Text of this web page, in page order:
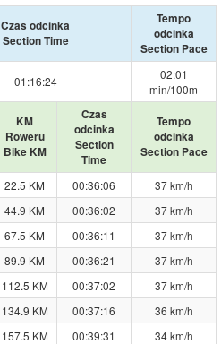
Czas odcinka
Section Time
Tempo
odcinka
Section Pace
01:16:24
02:01
min/100m
KM
Roweru
Bike KM
Czas
odcinka
Section
Time
Tempo
odcinka
Section Pace
22.5 KM 00:36:06
37 km/h
44.9 KM 00:36:02
37 km/h
67.5 KM 00:36:11
37 km/h
89.9 KM 00:36:21
37 km/h
112.5 KM 00:37:02
37 km/h
134.9 KM 00:37:16
36 km/h
157.5 KM 00:39:31
34 km/h